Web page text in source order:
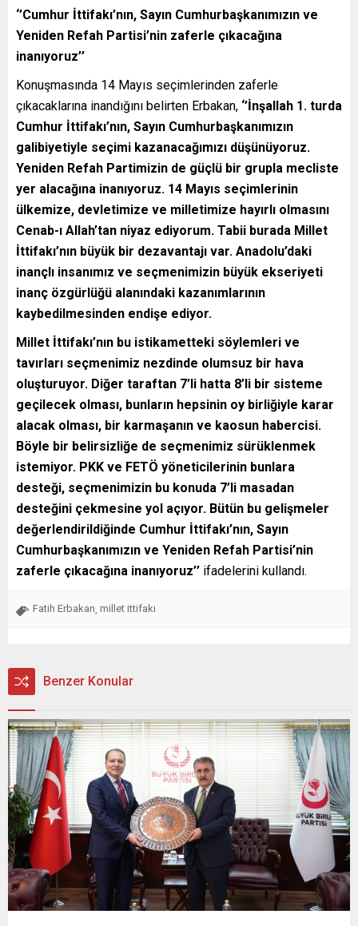
‘’Cumhur İttifakı’nın, Sayın Cumhurbaşkanımızın ve
Yeniden Refah Partisi’nin zaferle çıkacağına
inanıyoruz’’
Konuşmasında 14 Mayıs seçimlerinden zaferle
çıkacaklarına inandığını belirten Erbakan, ‘’İnşallah 1. turda
Cumhur İttifakı’nın, Sayın Cumhurbaşkanımızın
galibiyetiyle seçimi kazanacağımızı düşünüyoruz.
Yeniden Refah Partimizin de güçlü bir grupla mecliste
yer alacağına inanıyoruz. 14 Mayıs seçimlerinin
ülkemize, devletimize ve milletimize hayırlı olmasını
Cenab-ı Allah’tan niyaz ediyorum. Tabii burada Millet
İttifakı’nın büyük bir dezavantajı var. Anadolu’daki
inançlı insanımız ve seçmenimizin büyük ekseriyeti
inanç özgürlüğü alanındaki kazanımlarının
kaybedilmesinden endişe ediyor.
Millet İttifakı’nın bu istikametteki söylemleri ve
tavırları seçmenimiz nezdinde olumsuz bir hava
oluşturuyor. Diğer taraftan 7’li hatta 8’li bir sisteme
geçilecek olması, bunların hepsinin oy birliğiyle karar
alacak olması, bir karmaşanın ve kaosun habercisi.
Böyle bir belirsizliğe de seçmenimiz sürüklenmek
istemiyor. PKK ve FETÖ yöneticilerinin bunlara
desteği, seçmenimizin bu konuda 7’li masadan
desteğini çekmesine yol açıyor. Bütün bu gelişmeler
değerlendirildiğinde Cumhur İttifakı’nın, Sayın
Cumhurbaşkanımızın ve Yeniden Refah Partisi’nin
zaferle çıkacağına inanıyoruz’’ ifadelerini kullandı.
Fatih Erbakan millet ittifakı
Benzer Konular